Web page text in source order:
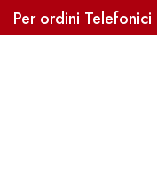
Per ordini
3338041363,